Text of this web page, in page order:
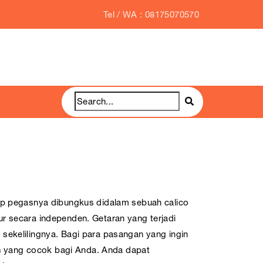
Tel / WA : 08175070570
pegasnya dibungkus didalam sebuah calico
secara independen. Getaran yang terjadi
Bagi para pasangan yang ingin
cocok bagi Anda. Anda dapat